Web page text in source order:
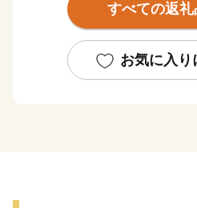
すべての返
お気に入り